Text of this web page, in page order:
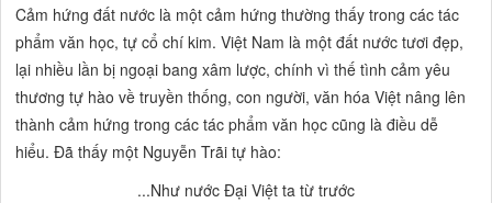
Cảm hứng đất nước là một cảm hứng thường thấy trong các tác
phẩm văn học, tự cổ chí kim. Việt Nam là một đất nước tươi đẹp,
lại nhiều lần bị ngoại bang xâm lược, chính vì thế tình cảm yêu
thương tự hào về truyền thống, con người, văn hóa Việt nâng lên
thành cảm hứng trong các tác phẩm văn học cũng là điều dễ
hiểu. Đã thấy một Nguyễn Trãi tự hào:
...Như nước Đại Việt ta từ trước